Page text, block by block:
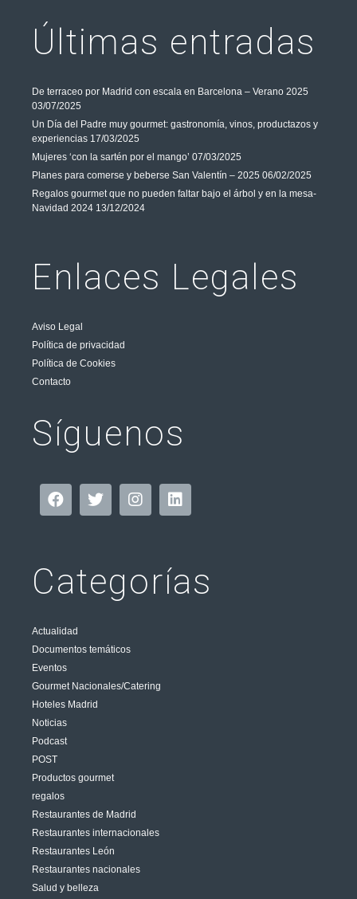
Últimas entradas
De terraceo por Madrid con escala en Barcelona – Verano 2025
03/07/2025
Un Día del Padre muy gourmet: gastronomía, vinos, productazos y
experiencias 17/03/2025
Mujeres ‘con la sartén por el mango’ 07/03/2025
Planes para comerse y beberse San Valentín – 2025 06/02/2025
Regalos gourmet que no pueden faltar bajo el árbol y en la mesa-
Navidad 2024 13/12/2024
Enlaces Legales
Aviso Legal
Política de privacidad
Política de Cookies
Contacto
Síguenos
Categorías
Actualidad
Documentos temáticos
Eventos
Gourmet Nacionales/Catering
Hoteles Madrid
Noticias
Podcast
POST
Productos gourmet
regalos
Restaurantes de Madrid
Restaurantes internacionales
Restaurantes León
Restaurantes nacionales
Salud y belleza